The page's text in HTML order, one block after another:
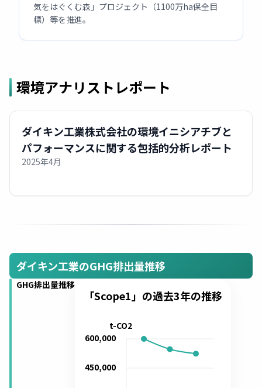
気をはぐくむ森」プロジェクト（1100万ha保全目
標）等を推進。
環境アナリストレポート
ダイキン工業株式会社の環境イニシアチブと
パフォーマンスに関する包括的分析レポート
2025年4月
ダイキン工業のGHG排出量推移
GHG排出量推移
「Scope1」の過去3年の推移
450,000
600,000
t-CO2